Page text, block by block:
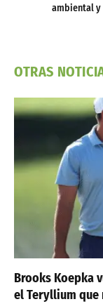
ambiental y
OTRAS
Brooks Koepka
el Teryllium que